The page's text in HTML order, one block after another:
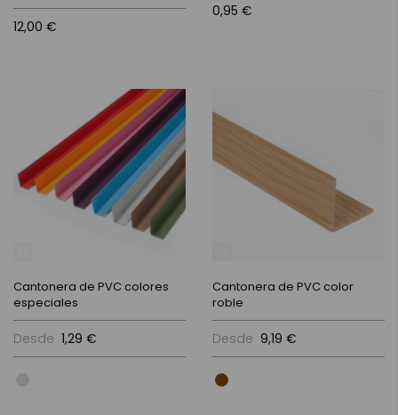
12,00 €
0,95 €
Cantonera de PVC colores
especiales
Desde 1,29 €
Cantonera de PVC color
roble
Desde 9,19 €